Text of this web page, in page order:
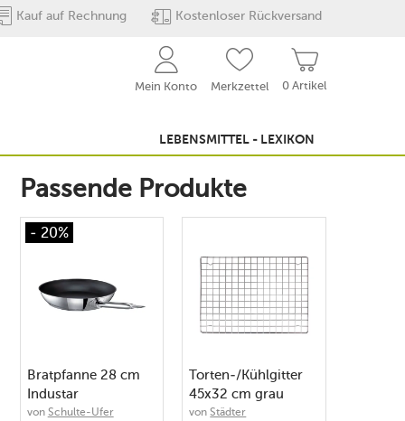
Kauf auf Rechnung Kostenloser Rückversand
0 Artikel
Mein Konto Merkzettel
LEBENSMITTEL - LEXIKON
Passende Produkte
- 20%
Bratpfanne 28 cm
Industar
von Schulte-Ufer
Torten-/Kühlgitter
45x32 cm grau
vonStädter